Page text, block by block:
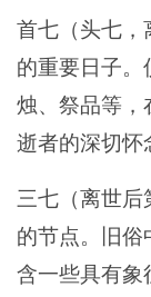
首七（头七，
的重要日子。
烛、祭品等，
逝者的深切怀
三七（离世后
的节点。旧
含一些具有象